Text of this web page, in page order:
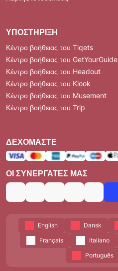
ΥΠΟΣΤΉΡΙΞΗ
Κέντρο βοήθειας του Tiqets
Κέντρο βοήθειας του GetYourGuide
Κέντρο βοήθειας του Headout
Κέντρο βοήθειας του Klook
Κέντρο βοήθειας του Musement
Κέντρο βοήθειας του Trip
ΔΕΧΌΜΑΣΤΕ
ΟΙ ΣΥΝΕΡΓΆΤΕΣ ΜΑΣ
English Dansk
Français
Italiano
Português